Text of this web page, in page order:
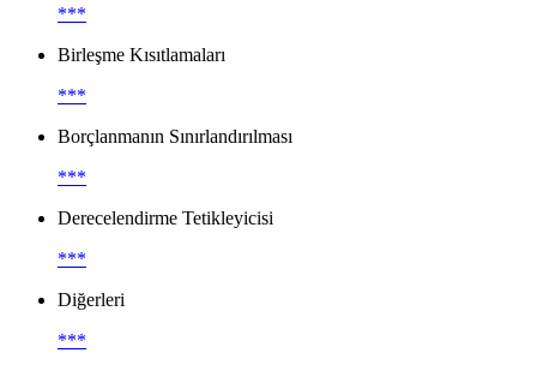
***
Birleşme Kısıtlamaları
***
Borçlanmanın Sınırlandırılması
***
Derecelendirme Tetikleyicisi
***
Diğerleri
***